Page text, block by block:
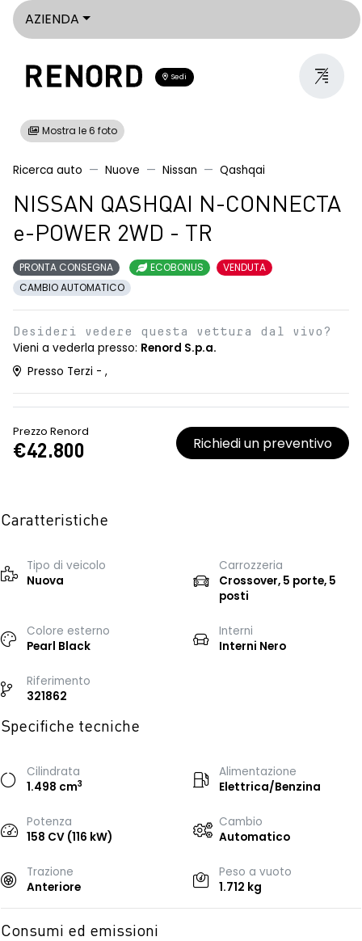
AZIENDA
Sedi
Mostra le 6 foto
Ricerca auto Nuove Nissan Qashqai
NISSAN QASHQAI N-CONNECTA
e-POWER 2WD - TR
PRONTA CONSEGNA ECOBONUS
VENDUTA
CAMBIO AUTOMATICO
Desideri vedere questa vettura dal vivo?
Vieni a vederla presso: Renord S.p.a.
Presso Terzi - ,
Prezzo Renord
€42.800 Richiedi un preventivo
Caratteristiche
Tipo di veicolo
Nuova
Carrozzeria
Crossover, 5 porte, 5
posti
Colore esterno
Pearl Black
Interni
Interni Nero
Riferimento
321862
Specifiche tecniche
Cilindrata
1.498 cm3
Alimentazione
Elettrica/Benzina
Potenza
158 CV (116 kW)
Cambio
Automatico
Trazione
Anteriore
Peso a vuoto
1.712 kg
Consumi ed emissioni